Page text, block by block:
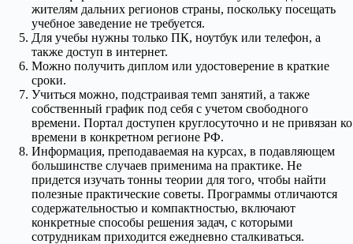
жителям дальних регионов страны, поскольку посещать
учебное заведение не требуется.
Для учебы нужны только ПК, ноутбук или телефон, а
также доступ в интернет.
Можно получить диплом или удостоверение в краткие
сроки.
Учиться можно, подстраивая темп занятий, а также
собственный график под себя с учетом свободного
времени. Портал доступен круглосуточно и не привязан ко
времени в конкретном регионе РФ.
Информация, преподаваемая на курсах, в подавляющем
большинстве случаев применима на практике. Не
придется изучать тонны теории для того, чтобы найти
полезные практические советы. Программы отличаются
содержательностью и компактностью, включают
конкретные способы решения задач, с которыми
сотрудникам приходится ежедневно сталкиваться.